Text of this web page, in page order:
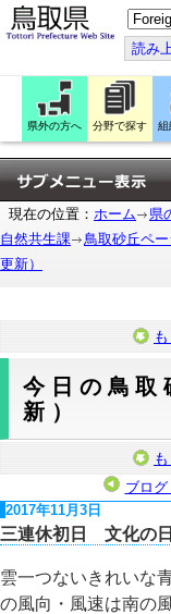
こ
の
ペ
ー
ジ
翻
訳
す
る
読み
県外の方へ 分野で探す 組
現在の位置： ホーム 県
自然共生課
鳥取砂丘ペー
更新）
今日の鳥取
新）
ブロ
2017年11月3日
三連休初日 文化の日
雲一つないきれいな
の風向・風速は南の